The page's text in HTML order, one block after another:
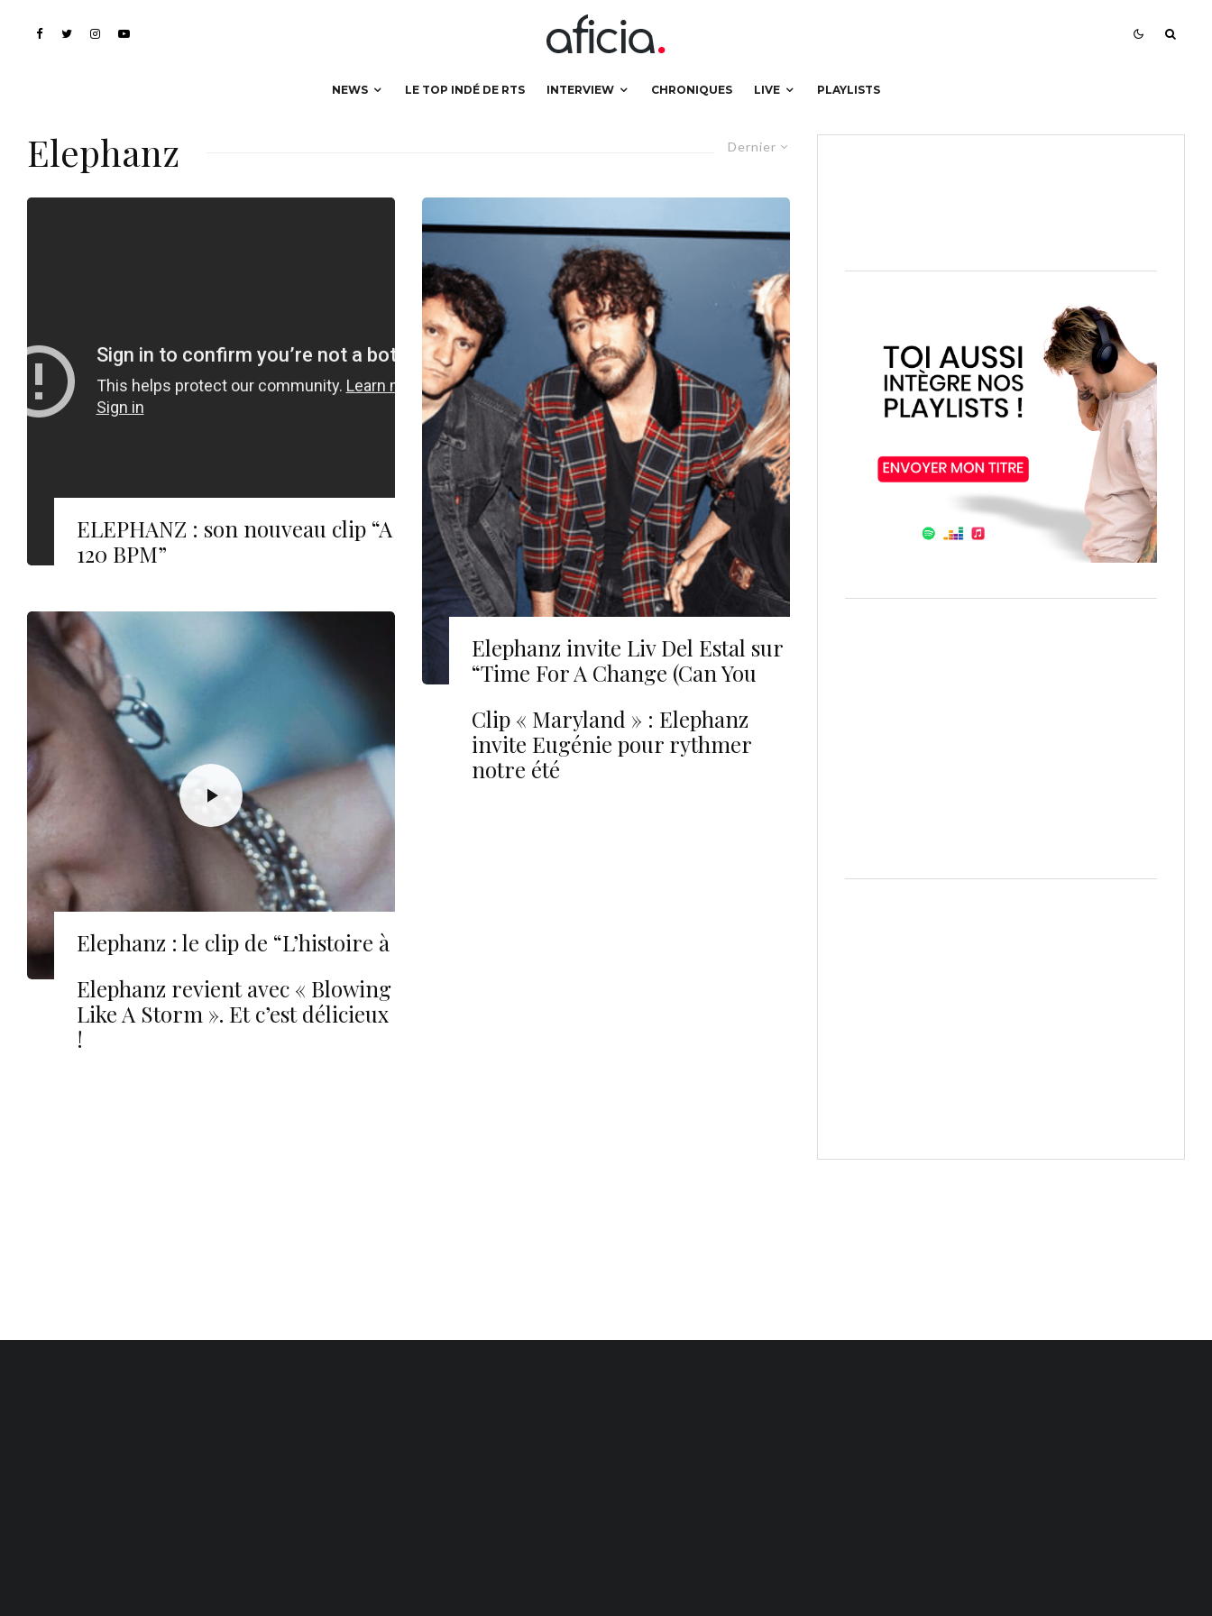
NEWS LE TOP INDÉ DE RTS INTERVIEW CHRONIQUES LIVE PLAYLISTS
Dernier
Elephanz
ELEPHANZ : son nouveau clip “A
120 BPM”
Elephanz : le clip de “L’histoire à
Elephanz revient avec « Blowing
Like A Storm ». Et c’est délicieux
!
Elephanz invite Liv Del Estal sur
“Time For A Change (Can You
Clip « Maryland » : Elephanz
invite Eugénie pour rythmer
notre été